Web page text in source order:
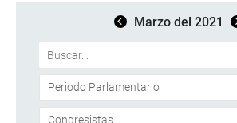
Marzo del 2021